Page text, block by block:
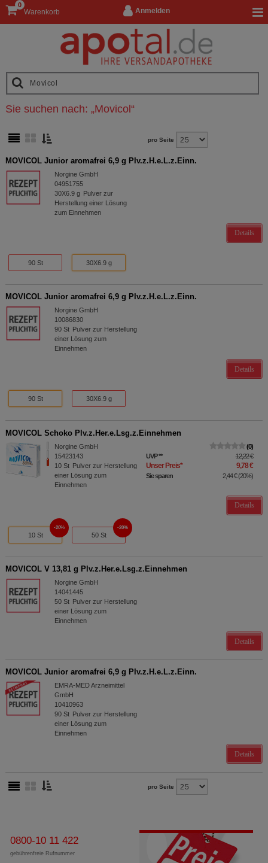
Anmelden
Warenkorb
0
Sie suchen nach: „Movicol “
pro Seite
MOVICOL Junior aromafrei 6,9 g Plv.z.H.e.L.z.Einn.
Norgine GmbH
04951755
30X6.9 g Pulver zur
Herstellung einer Lösung
zum Einnehmen
Details
90 St 30X6.9 g
MOVICOL Junior aromafrei 6,9 g Plv.z.H.e.L.z.Einn.
Norgine GmbH
10086830
90 St
Pulver zur Herstellung
einer Lösung zum
Einnehmen
Details
90 St 30X6.9 g
MOVICOL Schoko Plv.z.Her.e.Lsg.z.Einnehmen
Norgine GmbH
15423143
10 St Pulver zur Herstellung
einer Lösung zum
Einnehmen
0
UVP** 12,22 €
Unser Preis* 9,78 €
Sie sparen 2,44 €(20%)
Details
10 St
20%
50 St
20%
MOVICOL V 13,81 g Plv.z.Her.e.Lsg.z.Einnehmen
Norgine GmbH
14041445
50 St
Pulver zur Herstellung
einer Lösung zum
Einnehmen
Details
MOVICOL Junior aromafrei 6,9 g Plv.z.H.e.L.z.Einn.
EMRA-MED Arzneimittel
GmbH
10410963
90 St
Pulver zur Herstellung
einer Lösung zum
Einnehmen
Details
pro Seite
0800-10 11 422
gebührenfreie Rufnummer